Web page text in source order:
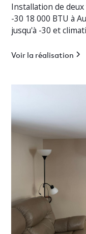
Installation de
-30 18 000 BTU à
jusqu'à -30 et
Voir la réalisation